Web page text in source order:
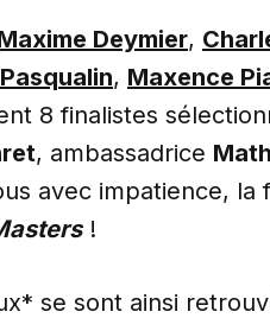
Deymier,
, Maxence
8 finalistes
, ambassadrice
avec impatience, la
!
se sont ainsi